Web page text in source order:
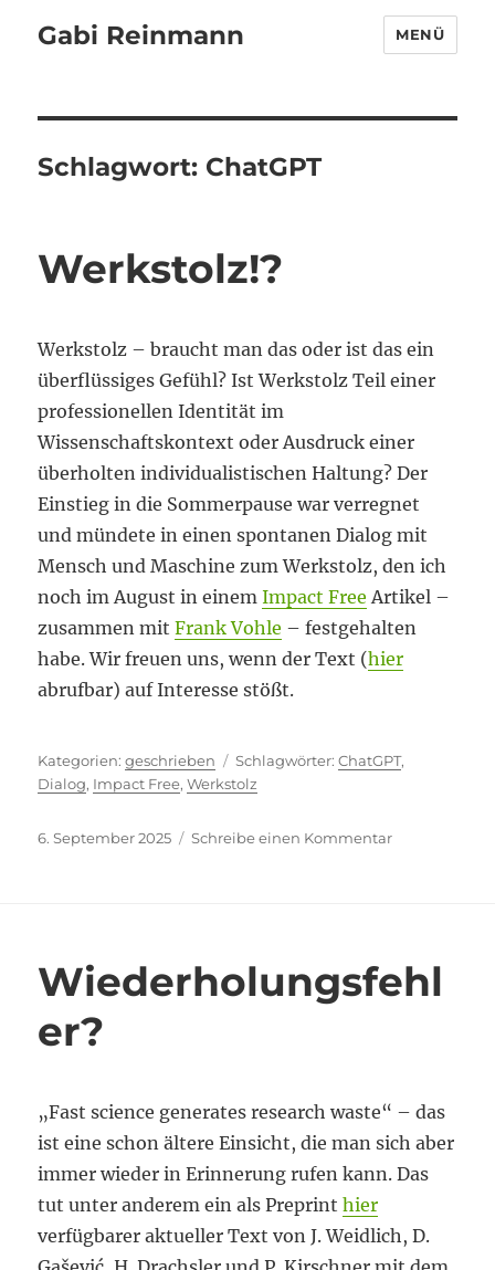
Gabi Reinmann MENÜ
Schlagwort: ChatGPT
Werkstolz!?
Werkstolz – braucht man das oder ist das ein
überflüssiges Gefühl? Ist Werkstolz Teil einer
professionellen Identität im
Wissenschaftskontext oder Ausdruck einer
überholten individualistischen Haltung? Der
Einstieg in die Sommerpause war verregnet
und mündete in einen spontanen Dialog mit
Mensch und Maschine zum Werkstolz, den ich
noch im August in einemImpact Free Artikel –
zusammen mitFrank Vohle – festgehalten
habe. Wir freuen uns, wenn der Text (hier
abrufbar) auf Interesse stößt.
Kategorien
geschrieben Schlagwörter
ChatGPT,
Dialog, Impact Free,Werkstolz
Veröffentlicht
6. September 2025 Schreibe einen Kommentarzu
Wiederholungsfehl
er?
„Fast science generates research waste“ – das
ist eine schon ältere Einsicht, die man sich aber
immer wieder in Erinnerung rufen kann. Das
tut unter anderem ein als Preprinthier
verfügbarer aktueller Text von J. Weidlich, D.